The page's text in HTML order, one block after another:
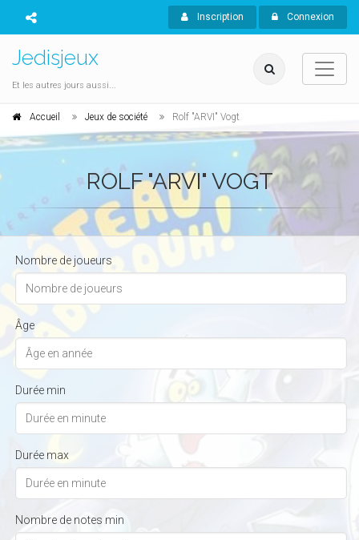
Inscription Connexion
Jedisjeux
Et les autres jours aussi...
Accueil Jeux de société Rolf "ARVI" Vogt
ROLF "ARVI" VOGT
Nombre de joueurs
Âge
Durée min
Durée max
Nombre de notes min